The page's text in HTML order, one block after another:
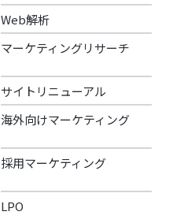
Web解析
マーケティングリサーチ
サイトリニューアル
海外向けマーケティング
採用マーケティング
LPO